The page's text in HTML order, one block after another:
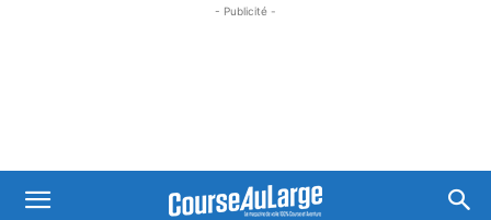
- Publicité -